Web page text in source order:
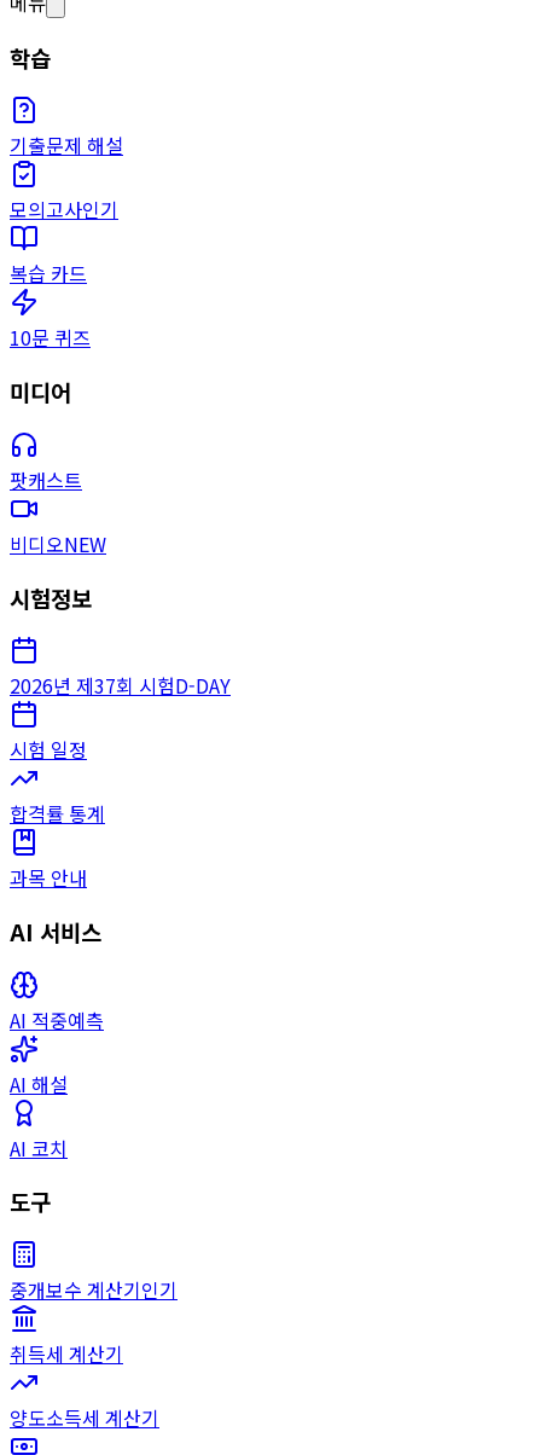
학습
기출문제 해설
모의고사인기
복습 카드
10문 퀴즈
미디어
팟캐스트
비디오NEW
시험정보
2026년 제37회 시험D-DAY
시험 일정
합격률 통계
과목 안내
AI 서비스
AI 적중예측
AI 해설
AI 코치
도구
중개보수 계산기인기
취득세 계산기
양도소득세 계산기